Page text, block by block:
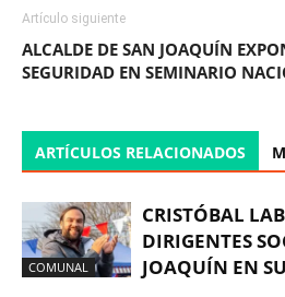
Artículo siguiente
ALCALDE DE SAN JOAQUÍN
SEGURIDAD EN SEMINARIO
ARTÍCULOS RELACIONADOS
COMUNAL
CRISTÓBAL
DIRIGENTES
JOAQUÍN EN